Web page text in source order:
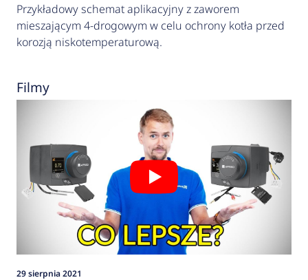
Przykładowy schemat aplikacyjny z zaworem
mieszającym 4-drogowym w celu ochrony kotła przed
korozją niskotemperaturową.
Filmy
29 sierpnia 2021